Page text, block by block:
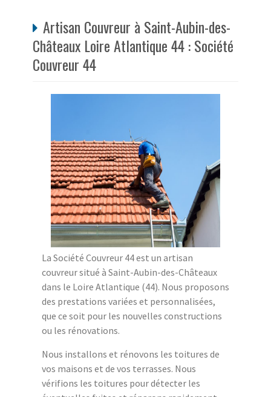
Artisan Couvreur à Saint-Aubin-des-
Châteaux Loire Atlantique 44 : Société
Couvreur 44
La Société Couvreur 44 est un artisan
couvreur situé à Saint-Aubin-des-Châteaux
dans le Loire Atlantique (44). Nous proposons
des prestations variées et personnalisées,
que ce soit pour les nouvelles constructions
ou les rénovations.
Nous installons et rénovons les toitures de
vos maisons et de vos terrasses. Nous
vérifions les toitures pour détecter les